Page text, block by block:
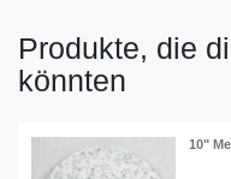
Produkte, die
könnten
10"